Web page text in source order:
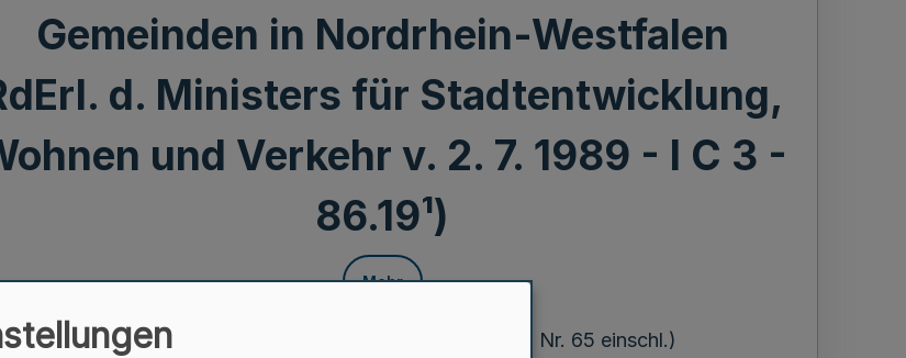
Gemeinden in Nordrhein-Westfalen
d. Ministers für Stadtentwicklung,
und Verkehr v. 2. 7. 1989 - I C 3 -
86.19¹)
Mehr
Ergänzung - SMB1. NW. - (Stand 15.10.1994 = MB1. NW. Nr. 65 einschl.)